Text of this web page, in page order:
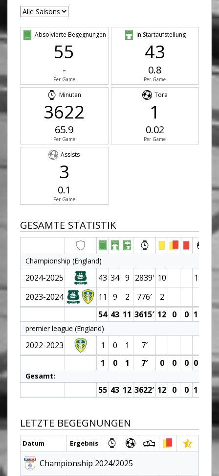
Absolvierte Begegnungen
55
-
Per Game
In Startaufstellung
43
0.8
Per Game
Minuten
3622
65.9
Per Game
Tore
1
0.02
Per Game
Assists
3
0.1
Per Game
GESAMTE STATISTIK
Championship (England)
2024-2025 43 34 9 2839′ 10 1 (0)
2023-2024
11 9 2 776′ 2
54 43 11 3615′ 12 0 0 1 (0)
premier league (England)
2022-2023 1 0 1
7′
1
0 1 7′ 0 0 0 0 (0)
Gesamt:
55 43 12 3622′ 12 0 0 1 (0)
LETZTE BEGEGNUNGEN
Datum Ergebnis
Championship 2024/2025